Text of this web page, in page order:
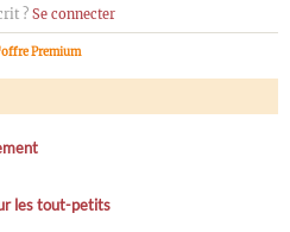
? Se connecter
Premium
les tout-petits